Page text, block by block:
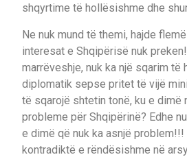
shqyrtime të hollësishme dhe
Ne nuk mund të themi, hajde
interesat e Shqipërisë nuk
marrëveshje, nuk ka një sqarim të
diplomatik sepse pritet të vijë
të sqarojë shtetin tonë, ku e dimë
probleme për Shqipërinë? Edhe
e dimë që nuk ka asnjë problem!!!
kontradiktë e rëndësishme në